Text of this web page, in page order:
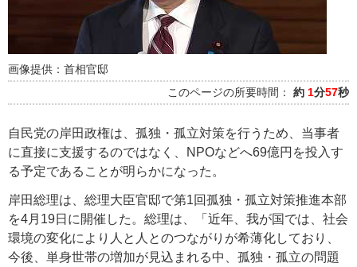
画像提供：首相官邸
このページの所要時間： 約 1分57秒
自民党の岸田政権は、孤独・孤立対策を行うため、当事者
に直接に支援するのではなく、NPOなどへ69億円を投入す
る予定であることが明らかになった。
岸田総理は、総理大臣官邸で第1回孤独・孤立対策推進本部
を4月19日に開催した。総理は、「近年、我が国では、社会
環境の変化により人と人とのつながりが希薄化しており、
今後、単身世帯の増加が見込まれる中、孤独・孤立の問題